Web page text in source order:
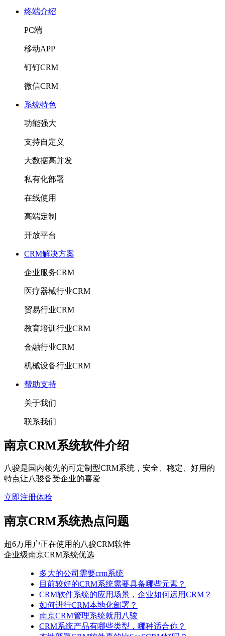
终端介绍
PC端
移动APP
钉钉CRM
微信CRM
系统特色
功能强大
支持自定义
大数据高并发
私有化部署
在线使用
高端定制
开放平台
CRM解决方案
企业服务CRM
医疗器械行业CRM
贸易行业CRM
教育培训行业CRM
金融行业CRM
机械设备行业CRM
帮助支持
关于我们
联系我们
南京CRM系统软件介绍
八骏是国内领先的可定制型CRM系统，安全、稳定、好用的
特点让八骏备受企业的喜爱
立即注册体验
南京CRM系统热点问题
超6万用户正在使用的八骏CRM软件
企业级南京CRM系统优选
多大的公司需要crm系统
​目前较好的CRM系统需要具备哪些元素？
CRM软件系统的应用场景，企业如何运用CRM？
如何进行CRM本地化部署？
南京CRM管理系统就用八骏
CRM系统产品有哪些类型，哪种适合你？